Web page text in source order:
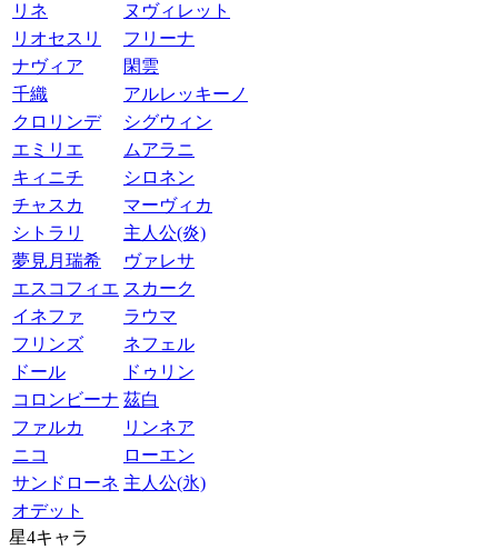
リネ
ヌヴィレット
リオセスリ
フリーナ
ナヴィア
閑雲
千織
アルレッキーノ
クロリンデ
シグウィン
エミリエ
ムアラニ
キィニチ
シロネン
チャスカ
マーヴィカ
シトラリ
主人公(炎)
夢見月瑞希
ヴァレサ
エスコフィエ スカーク
イネファ
ラウマ
フリンズ
ネフェル
ドール
ドゥリン
コロンビーナ 茲白
ファルカ
リンネア
ニコ
ローエン
サンドローネ 主人公(氷)
オデット
星4キャラ